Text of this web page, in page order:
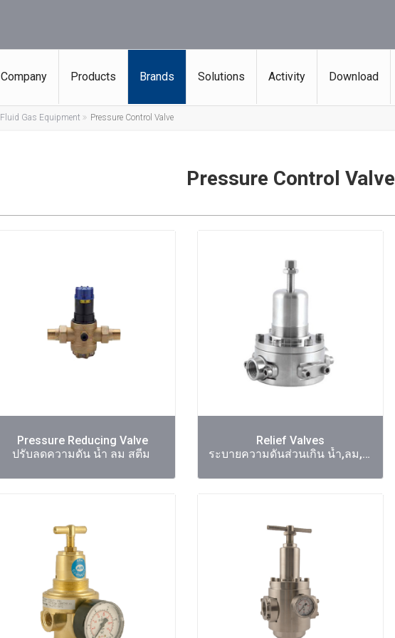
Company Products Brands Solutions Activity Download
Fluid Gas Equipment Pressure Control Valve
Pressure Control Valve
Pressure Reducing Valve
ปรับลดความดัน น้ำ ลม สตีม
Relief Valves
ระบายความดันส่วนเกิน น้ำ,ลม,สตีม